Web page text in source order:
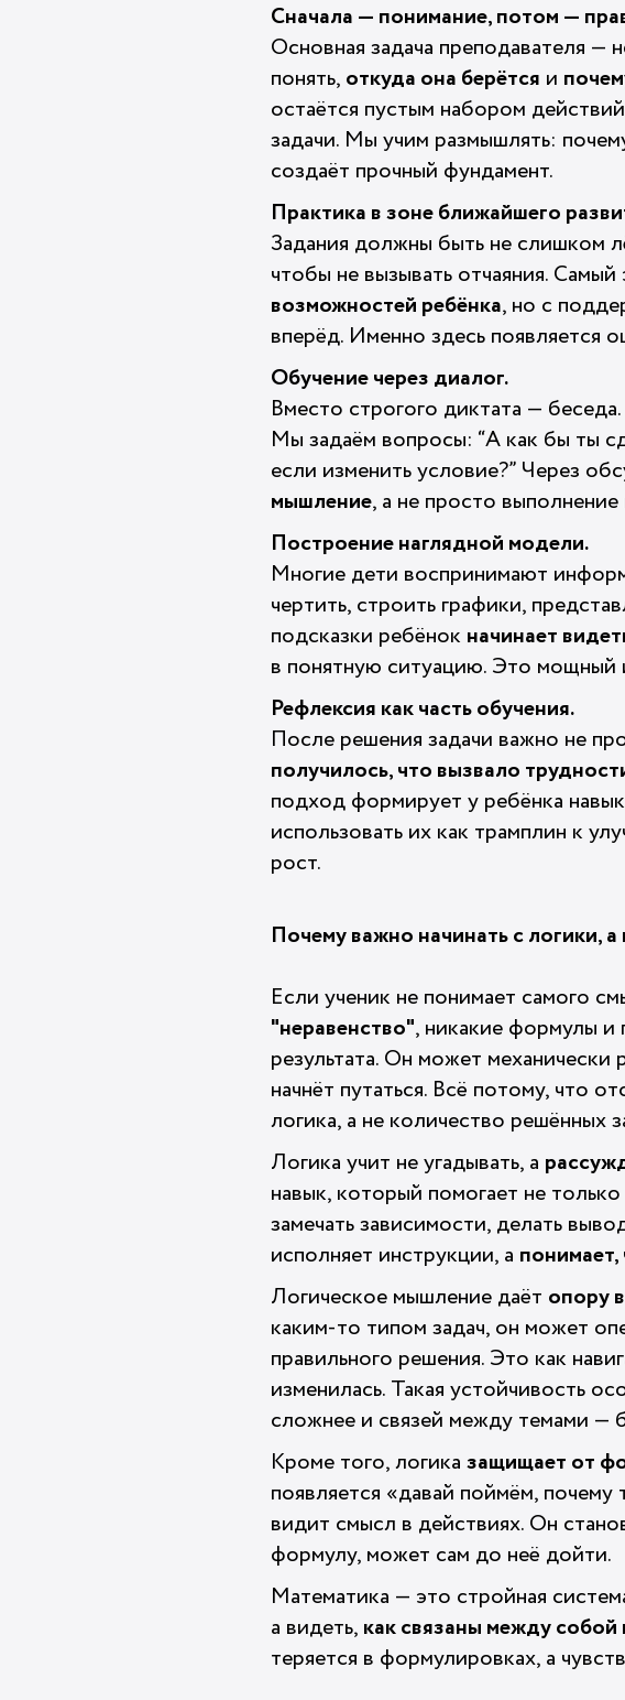
Сначала — понимание, потом —
Основная задача преподавателя —
понять, откуда она берётся и
остаётся пустым набором
задачи. Мы учим размышлять:
создаёт прочный фундамент.
Практика в зоне ближайшего
Задания должны быть не слишком
чтобы не вызывать отчаяния.
возможностей ребёнка, но с
вперёд. Именно здесь появляется
Обучение через диалог.
Вместо строгого диктата —
Мы задаём вопросы: “А как бы ты
если изменить условие?” Через
мышление, а не просто
Построение наглядной модели.
Многие дети воспринимают
чертить, строить графики,
подсказки ребёнок начинает
в понятную ситуацию. Это мощный
Рефлексия как часть обучения.
После решения задачи важно не
получилось, что вызвало
подход формирует у ребёнка
использовать их как трамплин к
рост.
Почему важно начинать с логики,
Если ученик не понимает самого
"неравенство", никакие формулы и
результата. Он может
начнёт путаться. Всё потому, что
логика, а не количество решённых
Логика учит не угадывать, а
навык, который помогает не
замечать зависимости, делать
исполняет инструкции, а
Логическое мышление даёт опору
каким-то типом задач, он может
правильного решения. Это как
изменилась. Такая устойчивость
сложнее и связей между темами —
Кроме того, логика защищает от
появляется «давай поймём,
видит смысл в действиях. Он
формулу, может сам до неё дойти.
Математика — это стройная
а видеть, как связаны между собой
теряется в формулировках, а